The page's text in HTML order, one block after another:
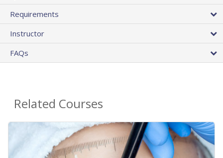
Requirements
Instructor
FAQs
Related Courses